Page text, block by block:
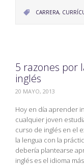
 CATEGORY
CARRERA,
5 razones por
inglés
20 MAYO, 2013
Hoy en día aprender
cualquier joven
curso de inglés en el
la lengua con la
debería plantearse
inglés es el idioma